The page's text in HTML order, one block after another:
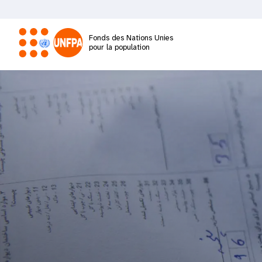
contenu
principal
Fonds des Nations Unies
pour la population
M
a
i
n
n
a